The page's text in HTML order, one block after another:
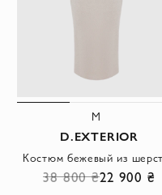
M
D.EXTERIOR
38 800 ₴22 900 ₴